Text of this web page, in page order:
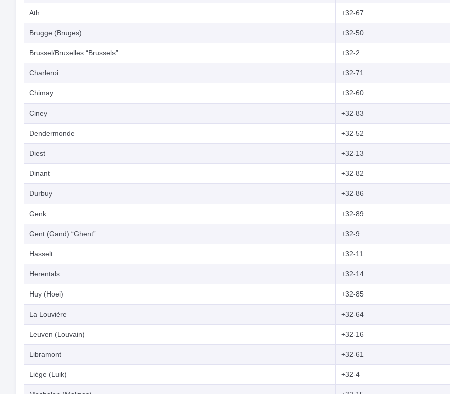
Ath +32-67
Brugge (Bruges) +32-50
Brussel/Bruxelles “Brussels” +32-2
Charleroi +32-71
Chimay +32-60
Ciney +32-83
Dendermonde +32-52
Diest +32-13
Dinant +32-82
Durbuy +32-86
Genk +32-89
Gent (Gand) “Ghent” +32-9
Hasselt +32-11
Herentals +32-14
Huy (Hoei) +32-85
La Louvière +32-64
Leuven (Louvain) +32-16
Libramont +32-61
Liège (Luik) +32-4